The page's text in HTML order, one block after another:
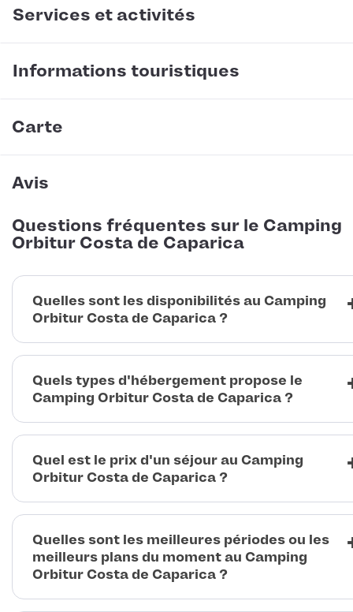
Services et activités
Informations touristiques
Carte
Avis
Questions fréquentes sur le Camping
Orbitur Costa de Caparica
Quelles sont les disponibilités au Camping
Orbitur Costa de Caparica ?
Quels types d'hébergement propose le
Camping Orbitur Costa de Caparica ?
Quel est le prix d'un séjour au Camping
Orbitur Costa de Caparica ?
Quelles sont les meilleures périodes ou les
meilleurs plans du moment au Camping
Orbitur Costa de Caparica ?